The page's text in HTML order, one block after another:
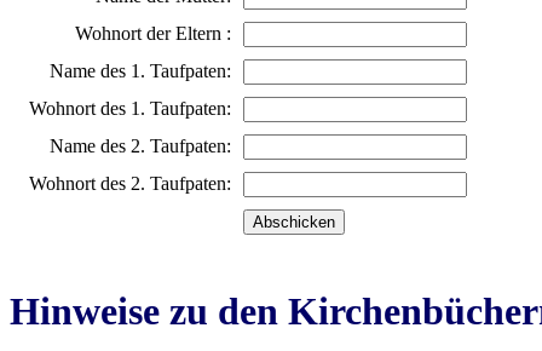
Wohnort der Eltern :
Name des 1. Taufpaten:
Wohnort des 1. Taufpaten:
Name des 2. Taufpaten:
Wohnort des 2. Taufpaten:
Hinweise zu den